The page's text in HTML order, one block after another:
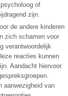
of
zijn.
de andere kinderen
zich schamen voor
verantwoordelijk
reacties kunnen
Aandacht hiervoor
aanwezigheid van